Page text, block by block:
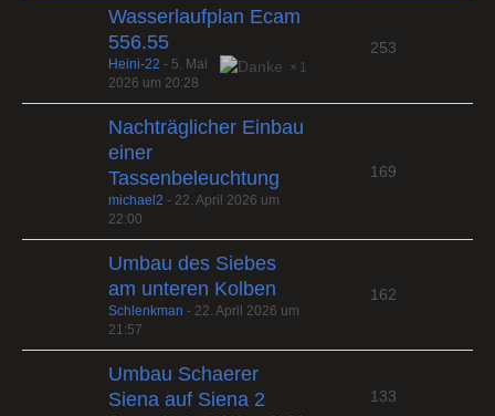
Wasserlaufplan Ecam
556.55
1
Heini-22 - 5. Mai
2026 um 20:28
253
Nachträglicher Einbau
einer
Tassenbeleuchtung
michael2 - 22. April 2026 um
22:00
169
Umbau des Siebes
am unteren Kolben
Schlenkman - 22. April 2026 um
21:57
162
Umbau Schaerer
Siena auf Siena 2
133